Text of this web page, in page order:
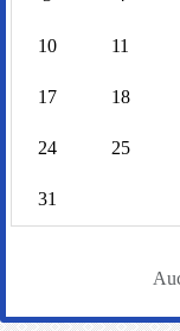
10 11
17 18
24 25
31